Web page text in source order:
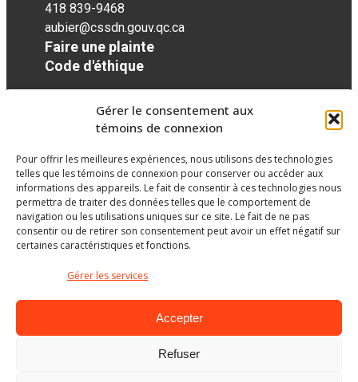
Gérer le consentement aux
témoins de connexion
Pour offrir les meilleures expériences, nous utilisons des technologies
telles que les témoins de connexion pour conserver ou accéder aux
informations des appareils. Le fait de consentir à ces technologies nous
permettra de traiter des données telles que le comportement de
navigation ou les utilisations uniques sur ce site. Le fait de ne pas
consentir ou de retirer son consentement peut avoir un effet négatif sur
certaines caractéristiques et fonctions.
Gérer les services
Accepter
Refuser
418 839-9468
aubier@cssdn.gouv.qc.ca
Faire une plainte
Code d'éthique
Réseaux sociaux
facebook
twittergoogleplusgoogleplusgoogleplus